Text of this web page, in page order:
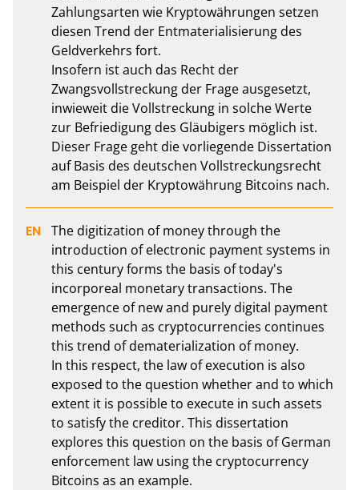
Zahlungsarten wie Kryptowährungen setzen
diesen Trend der Entmaterialisierung des
Geldverkehrs fort.
Insofern ist auch das Recht der
Zwangsvollstreckung der Frage ausgesetzt,
inwieweit die Vollstreckung in solche Werte
zur Befriedigung des Gläubigers möglich ist.
Dieser Frage geht die vorliegende Dissertation
auf Basis des deutschen Vollstreckungsrecht
am Beispiel der Kryptowährung Bitcoins nach.
The digitization of money through the
introduction of electronic payment systems in
this century forms the basis of today's
incorporeal monetary transactions. The
emergence of new and purely digital payment
methods such as cryptocurrencies continues
this trend of dematerialization of money.
In this respect, the law of execution is also
exposed to the question whether and to which
extent it is possible to execute in such assets
to satisfy the creditor. This dissertation
explores this question on the basis of German
enforcement law using the cryptocurrency
Bitcoins as an example.